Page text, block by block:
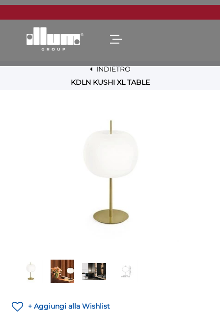
Open menu
INDIETRO
KDLN KUSHI XL TABLE
+ Aggiungi alla Wishlist